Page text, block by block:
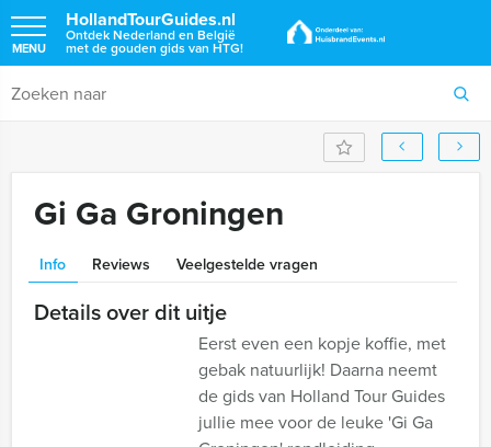
HollandTourGuides.nl
Ontdek Nederland en België
met de gouden gids van HTG!
MENU
Gi Ga Groningen
Info Reviews Veelgestelde vragen
Details over dit uitje
Eerst even een kopje koffie, met
gebak natuurlijk! Daarna neemt
de gids van Holland Tour Guides
jullie mee voor de leuke 'Gi Ga